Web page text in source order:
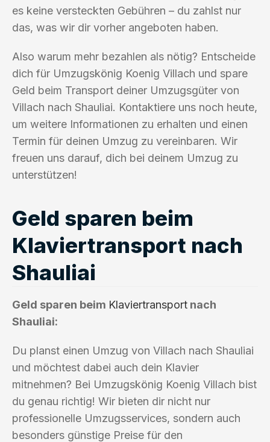
es keine versteckten Gebühren – du zahlst nur
das, was wir dir vorher angeboten haben.
Also warum mehr bezahlen als nötig? Entscheide
dich für Umzugskönig Koenig Villach und spare
Geld beim Transport deiner Umzugsgüter von
Villach nach Shauliai. Kontaktiere uns noch heute,
um weitere Informationen zu erhalten und einen
Termin für deinen Umzug zu vereinbaren. Wir
freuen uns darauf, dich bei deinem Umzug zu
unterstützen!
Geld sparen beim
Klaviertransport nach
Shauliai
Geld sparen beim Klaviertransport nach
Shauliai:
Du planst einen Umzug von Villach nach Shauliai
und möchtest dabei auch dein Klavier
mitnehmen? Bei Umzugskönig Koenig Villach bist
du genau richtig! Wir bieten dir nicht nur
professionelle Umzugsservices, sondern auch
besonders günstige Preise für den